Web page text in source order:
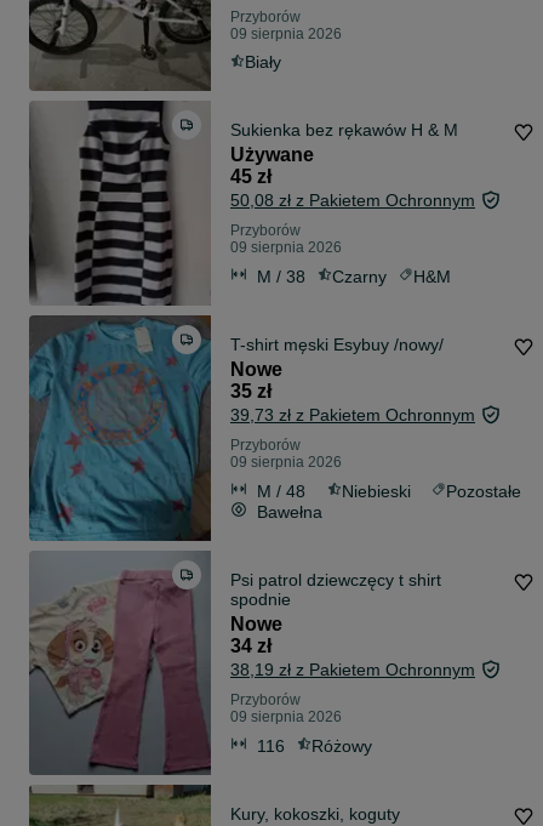
Przyborów
09 sierpnia 2026
Biały
Sukienka bez rękawów H & M
Używane
45 zł
50,08 zł z Pakietem Ochronnym
Przyborów
09 sierpnia 2026
M / 38 Czarny H&M
T-shirt męski Esybuy /nowy/
Nowe
35 zł
39,73 zł z Pakietem Ochronnym
Przyborów
09 sierpnia 2026
M / 48 Niebieski
Pozostałe
Bawełna
Psi patrol dziewczęcy t shirt
spodnie
Nowe
34 zł
38,19 zł z Pakietem Ochronnym
Przyborów
09 sierpnia 2026
116 Różowy
Kury, kokoszki, koguty